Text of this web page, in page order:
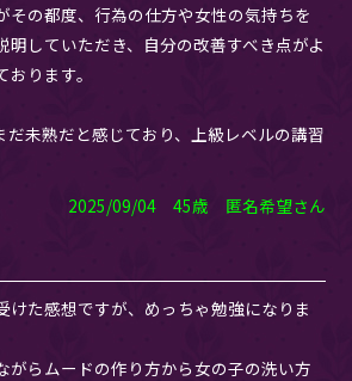
その都度、行為の仕方や女性の気持ちを
明していただき、自分の改善すべき点がよ
ります。
だ未熟だと感じており、上級レベルの講習
2025/09/04 45歳 匿名希望さん
けた感想ですが、めっちゃ勉強になりま
がらムードの作り方から女の子の洗い方